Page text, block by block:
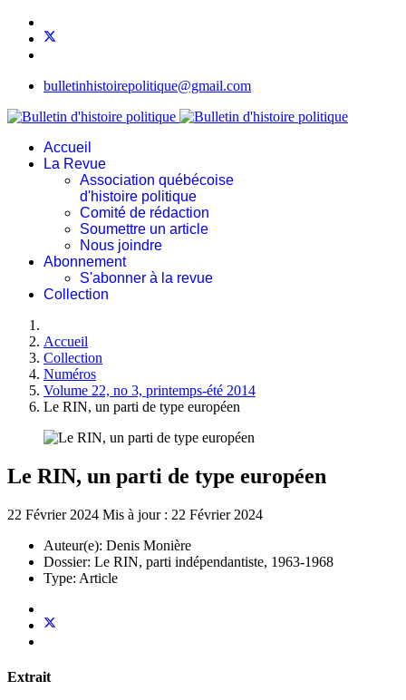
bulletinhistoirepolitique@gmail.com
Accueil
La Revue
Association québécoise
d'histoire politique
Comité de rédaction
Soumettre un article
Nous joindre
Abonnement
S'abonner à la revue
Collection
Accueil
Collection
Numéros
Volume 22, no 3, printemps-été 2014
Le RIN, un parti de type européen
Le RIN, un parti de type européen
22 Février 2024 Mis à jour : 22 Février 2024
Auteur(e): Denis Monière
Dossier: Le RIN, parti indépendantiste, 1963-1968
Type: Article
Extrait